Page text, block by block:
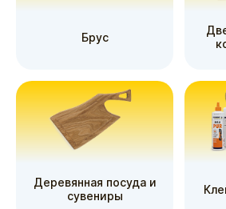
Брус
Деревянная посуда и
сувениры